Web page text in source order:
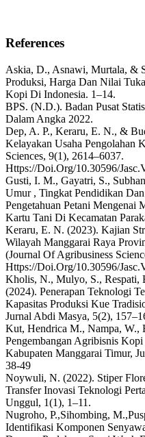
References
Askia, D., Asnawi, Murtala, &
Produksi, Harga Dan Nilai
Kopi Di Indonesia. 1–14.
BPS. (N.D.). Badan Pusat
Dalam Angka 2022.
Dep, A. P., Keraru, E. N., &
Kelayakan Usaha Pengolahan
Sciences, 9(1), 2614–6037.
Https://Doi.Org/10.30596/
Gusti, I. M., Gayatri, S.,
Umur , Tingkat Pendidikan
Pengetahuan Petani Mengenai
Kartu Tani Di Kecamatan
Keraru, E. N. (2023). Kajian
Wilayah Manggarai Raya
(Journal Of Agribusiness
Https://Doi.Org/10.30596/
Kholis, N., Mulyo, S., Respati,
(2024). Penerapan Teknologi
Kapasitas Produksi Kue
Jurnal Abdi Masya, 5(2),
Kut, Hendrica M., Nampa, W.,
Pengembangan Agribisnis
Kabupaten Manggarai Timur,
38-49
Noywuli, N. (2022). Stiper
Transfer Inovasi Teknologi
Unggul, 1(1), 1–11.
Nugroho, P.,Sihombing,
Identifikasi Komponen